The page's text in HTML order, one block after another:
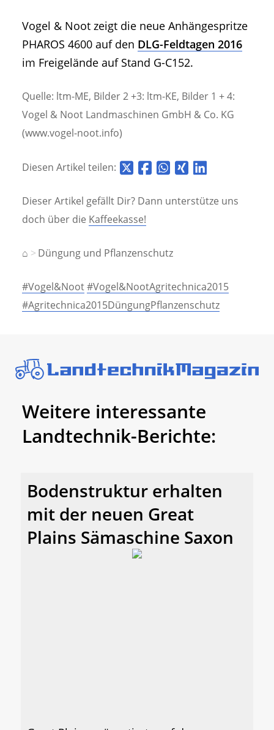
Vogel & Noot zeigt die neue Anhängespritze
PHAROS 4600 auf den DLG-Feldtagen 2016
im Freigelände auf Stand G-C152.
Quelle: ltm-ME, Bilder 2 +3: ltm-KE, Bilder 1 + 4:
Vogel & Noot Landmaschinen GmbH & Co. KG
(www.vogel-noot.info)
Diesen Artikel teilen:
Dieser Artikel gefällt Dir? Dann unterstütze uns
doch über die Kaffeekasse!
⌂ Düngung und Pflanzenschutz
#Vogel&Noot#Vogel&NootAgritechnica2015
#Agritechnica2015DüngungPflanzenschutz
Weitere interessante
Landtechnik-Berichte:
Bodenstruktur erhalten
mit der neuen Great
Plains Sämaschine Saxon